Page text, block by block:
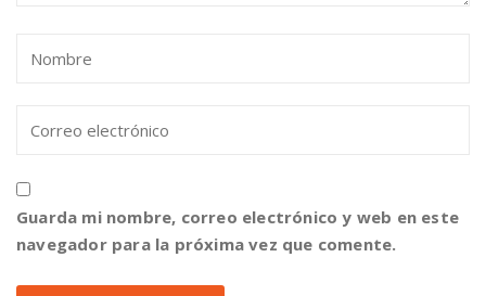
Guarda mi nombre, correo electrónico y web en este
navegador para la próxima vez que comente.